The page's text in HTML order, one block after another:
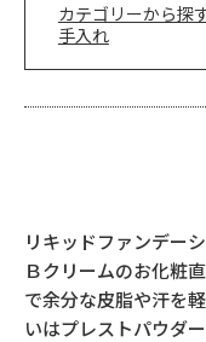
カテゴリーから探
手入れ
リキッドファンデー
Ｂクリームのお化粧
で余分な皮脂や汗を
いはプレストパウダ